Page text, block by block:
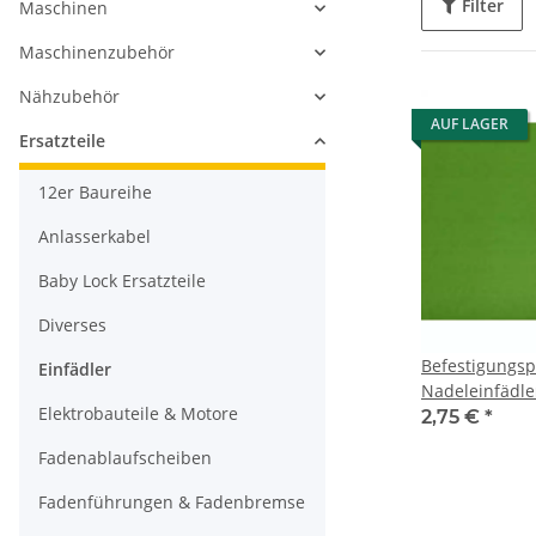
Filter
AUF LAGER
creative
2,75 € *
Maschinen
Maschinenzubehör
Nähzubehör
Ersatzteile
12er Baureihe
Anlasserkabel
Baby Lock Ersatzteile
Diverses
Einfädler
Elektrobauteile & Motore
Fadenablaufscheiben
Fadenführungen & Fadenbremse